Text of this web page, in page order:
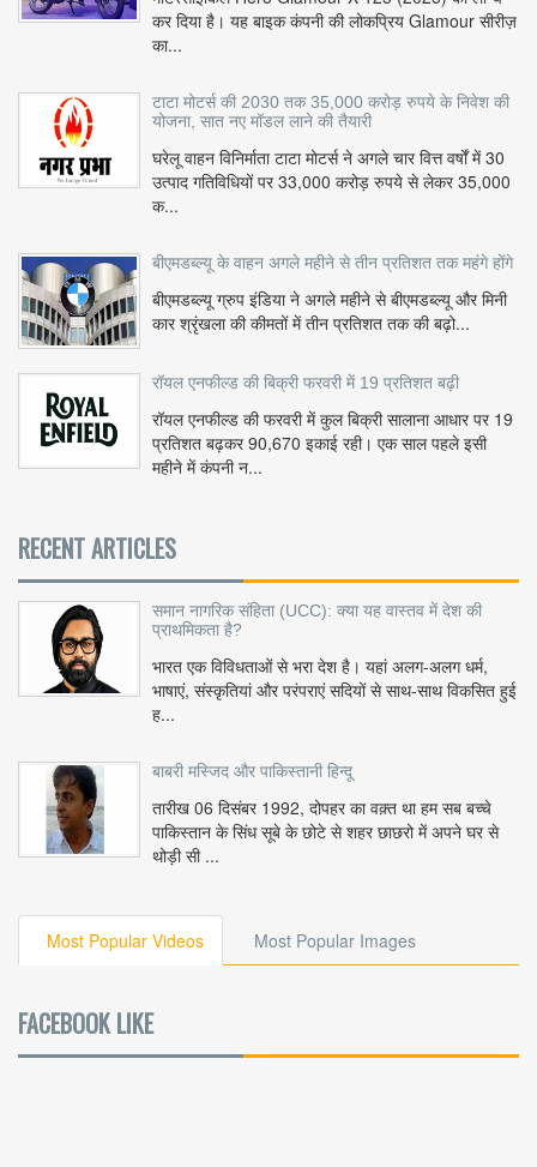
कर दिया है। यह बाइक कंपनी की लोकप्रिय Glamour सीरीज़
का...
टाटा मोटर्स की 2030 तक 35,000 करोड़ रुपये के निवेश की
योजना, सात नए मॉडल लाने की तैयारी
घरेलू वाहन विनिर्माता टाटा मोटर्स ने अगले चार वित्त वर्षों में 30
उत्पाद गतिविधियों पर 33,000 करोड़ रुपये से लेकर 35,000
क...
बीएमडब्ल्यू के वाहन अगले महीने से तीन प्रतिशत तक महंगे होंगे
बीएमडब्ल्यू ग्रुप इंडिया ने अगले महीने से बीएमडब्ल्यू और मिनी
कार श्रृंखला की कीमतों में तीन प्रतिशत तक की बढ़ो...
रॉयल एनफील्ड की बिक्री फरवरी में 19 प्रतिशत बढ़ी
रॉयल एनफील्ड की फरवरी में कुल बिक्री सालाना आधार पर 19
प्रतिशत बढ़कर 90,670 इकाई रही। एक साल पहले इसी
महीने में कंपनी न...
RECENT ARTICLES
समान नागरिक संहिता (UCC): क्या यह वास्तव में देश की
प्राथमिकता है?
भारत एक विविधताओं से भरा देश है। यहां अलग-अलग धर्म,
भाषाएं, संस्कृतियां और परंपराएं सदियों से साथ-साथ विकसित हुई
ह...
बाबरी मस्जिद और पाकिस्तानी हिन्दू
तारीख 06 दिसंबर 1992, दोपहर का वक़्त था हम सब बच्चे
पाकिस्तान के सिंध सूबे के छोटे से शहर छाछरो में अपने घर से
थोड़ी सी ...
Most Popular Videos Most Popular Images
FACEBOOK LIKE